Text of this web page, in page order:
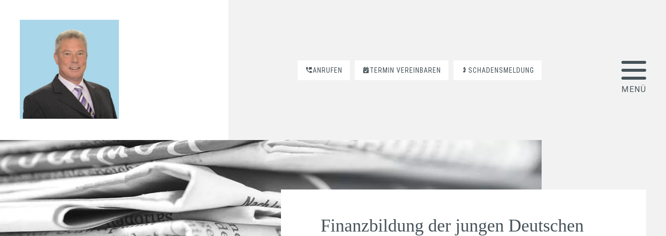
ANRUFEN TERMIN VEREINBAREN SCHADENSMELDUNG
Finanzbildung der jungen Deutschen